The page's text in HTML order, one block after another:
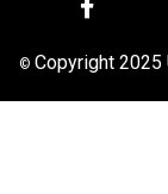
© Copyright 2025